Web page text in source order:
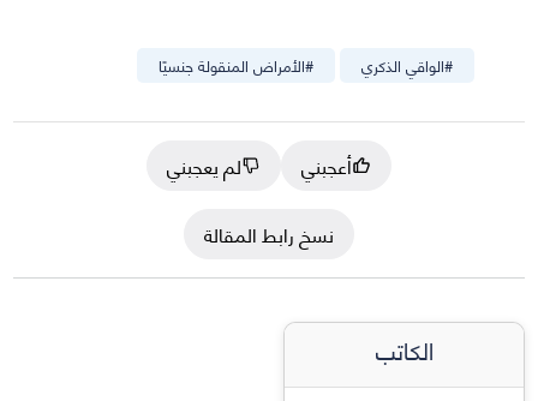
#الأمراض المنقولة جنسيًا #الواقي الذكري
أعجبني
لم يعجبني
نسخ رابط المقالة
الكاتب